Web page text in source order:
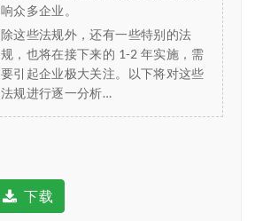
响众多企业。
除这些法规外，还有一些特别的法
规，也将在接下来的 1-2 年实施，需
要引起企业极大关注。以下将对这些
法规进行逐一分析…
下载